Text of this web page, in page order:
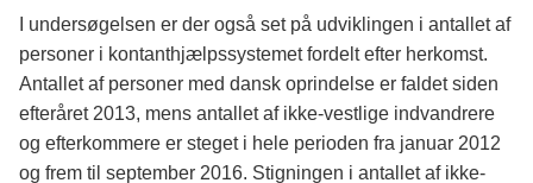
I undersøgelsen er der også set på udviklingen i antallet af
personer i kontanthjælpssystemet fordelt efter herkomst.
Antallet af personer med dansk oprindelse er faldet siden
efteråret 2013, mens antallet af ikke-vestlige indvandrere
og efterkommere er steget i hele perioden fra januar 2012
og frem til september 2016. Stigningen i antallet af ikke-